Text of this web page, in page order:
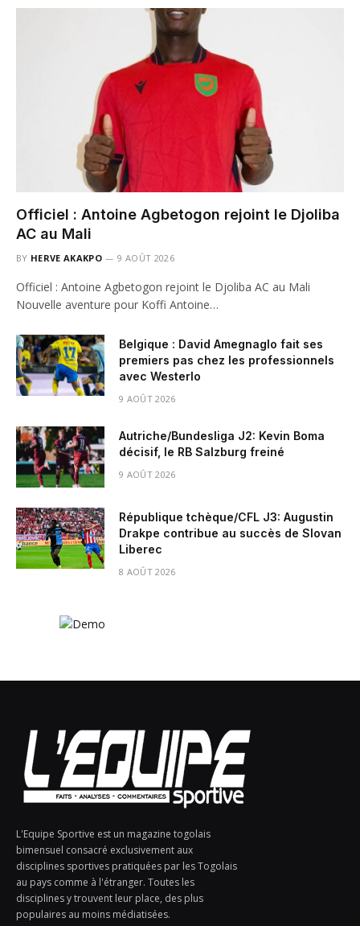
Officiel : Antoine Agbetogon rejoint le Djoliba
AC au Mali
BY HERVE AKAKPO 9 AOÛT 2026
Officiel : Antoine Agbetogon rejoint le Djoliba AC au Mali
Nouvelle aventure pour Koffi Antoine…
Belgique : David Amegnaglo fait ses
premiers pas chez les professionnels
avec Westerlo
9 AOÛT 2026
Autriche/Bundesliga J2: Kevin Boma
décisif, le RB Salzburg freiné
9 AOÛT 2026
République tchèque/CFL J3: Augustin
Drakpe contribue au succès de Slovan
Liberec
8 AOÛT 2026
L'Equipe Sportive est un magazine togolais
bimensuel consacré exclusivement aux
disciplines sportives pratiquées par les Togolais
au pays comme à l'étranger. Toutes les
disciplines y trouvent leur place, des plus
populaires au moins médiatisées.